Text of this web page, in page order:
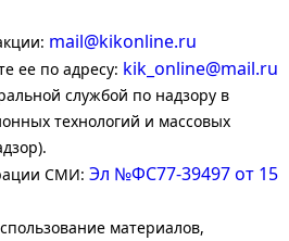
mail@kikonline.ru
ее по адресу: kik_online@mail.ru
службой по надзору в
технологий и массовых
СМИ: Эл №ФС77-39497 от 15
материалов,